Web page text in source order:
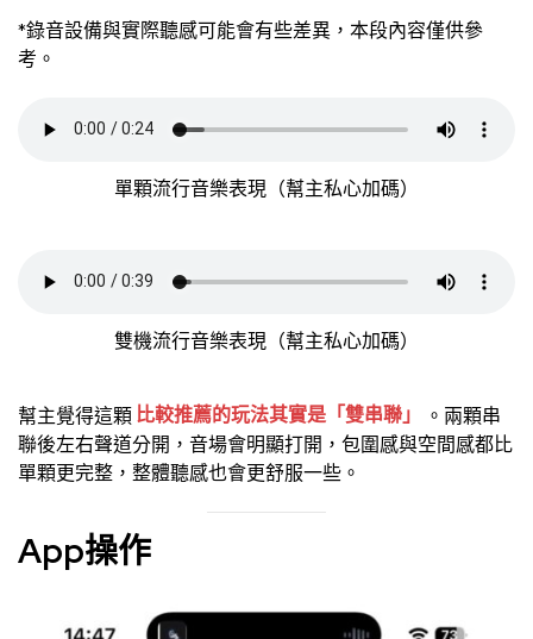
*錄音設備與實際聽感可能會有些差異，本段內容僅供參
考。
單顆流行音樂表現（幫主私心加碼）
雙機流行音樂表現（幫主私心加碼）
幫主覺得這顆比較推薦的玩法其實是「雙串聯」
。兩顆串
聯後左右聲道分開，音場會明顯打開，包圍感與空間感都比
單顆更完整，整體聽感也會更舒服一些。
App操作